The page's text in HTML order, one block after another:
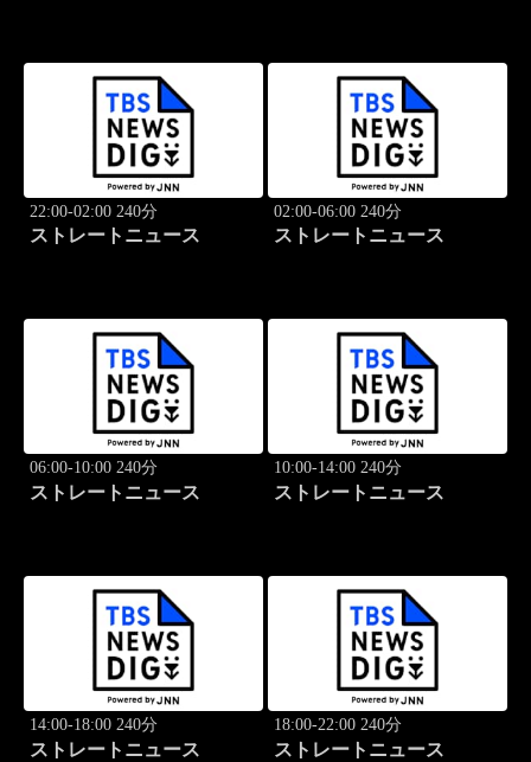
22:00-02:00 240分
ストレートニュース
02:00-06:00 240分
ストレートニュース
06:00-10:00 240分
ストレートニュース
10:00-14:00 240分
ストレートニュース
14:00-18:00 240分
ストレートニュース
18:00-22:00 240分
ストレートニュース